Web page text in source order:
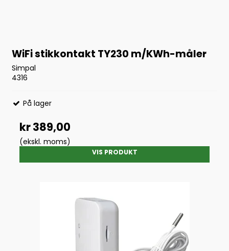
WiFi stikkontakt TY230 m/KWh-måler
Simpal
4316
På lager
kr 389,00
(ekskl. moms)
VIS PRODUKT